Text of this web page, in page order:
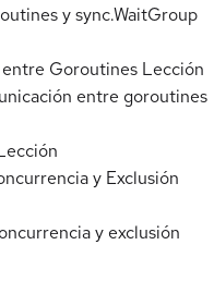
y sync.WaitGroup
Goroutines Lección
entre goroutines
y Exclusión
y exclusión